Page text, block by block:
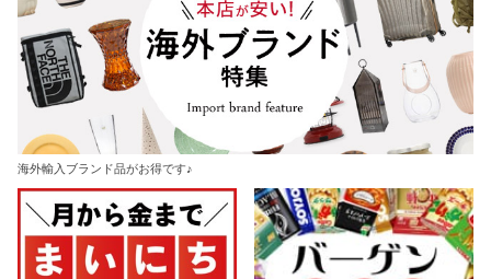
海外輸入ブランド品がお得です♪